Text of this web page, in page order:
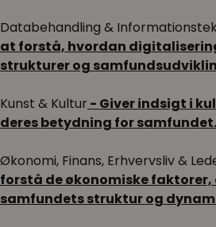
Databehandling &
at forstå, hvordan
strukturer og
Kunst & Kultur - Giver indsigt i
deres betydning for samfundet.
Økonomi, Finans, Erhvervsliv &
forstå de økonomiske faktorer,
samfundets struktur og